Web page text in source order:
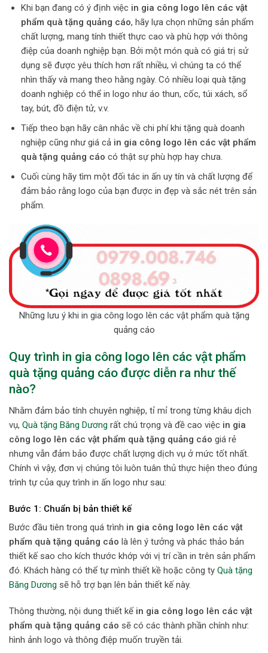
Khi bạn đang có ý định việc in gia công logo lên các vật
phẩm quà tặng quảng cáo, hãy lựa chọn những sản phẩm
chất lượng, mang tính thiết thực cao và phù hợp với thông
điệp của doanh nghiệp bạn. Bởi một món quà có giá trị sử
dụng sẽ được yêu thích hơn rất nhiều, vì chúng ta có thể
nhìn thấy và mang theo hằng ngày. Có nhiều loại quà tặng
doanh nghiệp có thể in logo như áo thun, cốc, túi xách, sổ
tay, bút, đồ điện tử, v.v.
Tiếp theo bạn hãy cân nhắc về chi phí khi tặng quà doanh
nghiệp cũng như giá cả in gia công logo lên các vật phẩm
quà tặng quảng cáo có thật sự phù hợp hay chưa.
Cuối cùng hãy tìm một đối tác in ấn uy tín và chất lượng để
đảm bảo rằng logo của bạn được in đẹp và sắc nét trên sản
phẩm.
Những lưu ý khi in gia công logo lên các vật phẩm quà tặng
quảng cáo
Quy trình in gia công logo lên các vật phẩm
quà tặng quảng cáo được diễn ra như thế
nào?
Nhằm đảm bảo tính chuyên nghiệp, tỉ mỉ trong từng khâu dịch
vụ, Quà tặng Băng Dương rất chú trọng và đề cao việc in gia
công logo lên các vật phẩm quà tặng quảng cáo giá rẻ
nhưng vẫn đảm bảo được chất lượng dịch vụ ở mức tốt nhất.
Chính vì vậy, đơn vị chúng tôi luôn tuân thủ thực hiện theo đúng
trình tự của quy trình in ấn logo như sau:
Bước 1: Chuẩn bị bản thiết kế
Bước đầu tiên trong quá trình in gia công logo lên các vật
phẩm quà tặng quảng cáo là lên ý tưởng và phác thảo bản
thiết kế sao cho kích thước khớp với vị trí cần in trên sản phẩm
đó. Khách hàng có thể tự mình thiết kề hoặc công ty Quà tặng
Băng Dương sẽ hỗ trợ bạn lên bản thiết kế này.
Thông thường, nội dung thiết kế in gia công logo lên các vật
phẩm quà tặng quảng cáo sẽ có các thành phần chính như:
hình ảnh logo và thông điệp muốn truyền tải.